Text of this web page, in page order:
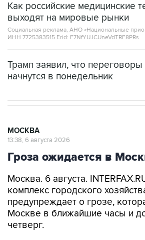
Как российские медицинские
выходят на мировые рынки
Социальная реклама, АНО «Национальные
ИНН 7725383515 Erid: F7NfYUJCUneVdTRF8PRs
Трамп заявил, что
начнутся в понедельник
МОСКВА
13:38, 6 августа 2026
Гроза ожидается в
Москва. 6 августа.
комплекс городского
предупреждает о грозе,
Москве в ближайшие часы и
четверг.